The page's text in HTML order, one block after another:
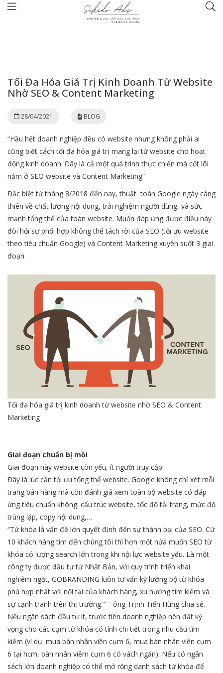
Tối Đa Hóa Giá Trị Kinh Doanh Từ Website
Nhờ SEO & Content Marketing
28/04/2021 BLOG
“Hầu hết doanh nghiệp đều có website nhưng không phải ai
cũng biết cách tối đa hóa giá trị mang lại từ website cho hoạt
động kinh doanh. Đây là cả một quá trình thực chiến mà cốt lõi
nằm ở SEO website và Content Marketing”
Đặc biệt từ tháng 8/2018 đến nay, thuật toán Google ngày càng
thiên về chất lượng nội dung, trải nghiệm người dùng, và sức
mạnh tổng thể của toàn website. Muốn đáp ứng được điều này
đòi hỏi sự phối hợp không thể tách rời của SEO (tối ưu website
theo tiêu chuẩn Google) và Content Marketing xuyên suốt 3 giai
đoạn.
Tối đa hóa giá trị kinh doanh từ website nhờ SEO & Content
Marketing
Giai đoạn chuẩn bị mồi
Giai đoạn này website còn yếu, ít người truy cập.
Đây là lúc cần tối ưu tổng thể website. Google không chỉ xét mỗi
trang bán hàng mà còn đánh giá xem toàn bộ website có đáp
ứng tiêu chuẩn không: cấu trúc website, tốc độ tải trang, mức độ
trùng lặp, copy nội dung,…
“Từ khóa là vấn đề lớn quyết định đến sự thành bại của SEO. Cứ
10 khách hàng tìm đến chúng tôi thì hơn một nửa muốn SEO từ
khóa có lượng search lớn trong khi nội lực website yếu. Là một
công ty được đầu tư từ Nhật Bản, với quy trình triển khai
nghiêm ngặt, GOBRANDING luôn tư vấn kỹ lưỡng bộ từ khóa
phù hợp nhất với nội tại của khách hàng, xu hướng tìm kiếm và
sự cạnh tranh trên thị trường.” – ông Trịnh Tiến Hùng chia sẻ.
Nếu ngân sách đầu tư ít, trước tiên doanh nghiệp nên đặt kỳ
vọng cho các cụm từ khóa có tính chi tiết trong nhu cầu tìm
kiếm (ví dụ: mua bàn nhân viên cụm 6, mua bàn nhân viên cụm
6 tại hcm, bàn nhân viêm cụm 6 có vách ngăn). Nếu có ngân
sách lớn doanh nghiệp có thể mở rộng danh sách từ khóa để